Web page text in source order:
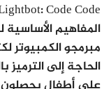
المفاهيم
مبرمجو الكمبيوتر
الحاجة إلى